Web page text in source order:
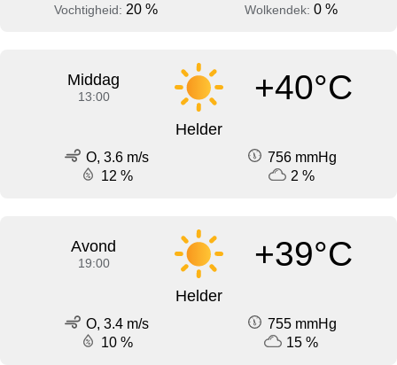
Vochtigheid: 20 % Wolkendek: 0 %
Middag
13:00 +40°C
Helder
O, 3.6 m/s
756 mmHg
12 %
2 %
Avond
19:00 +39°C
Helder
O, 3.4 m/s
755 mmHg
10 %
15 %